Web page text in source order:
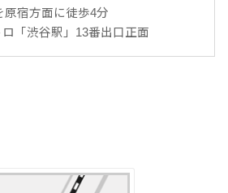
原宿方面に徒歩4分
「渋谷駅」13番出口正面